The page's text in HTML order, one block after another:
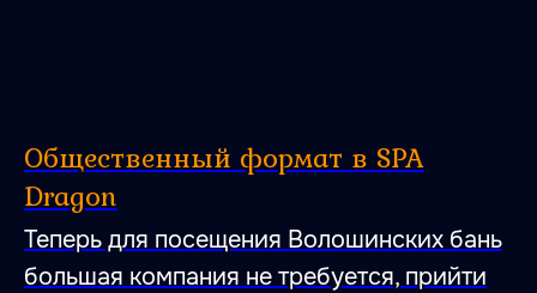
Общественный формат в SPA
Dragon
Теперь для посещения Волошинских бань
большая компания не требуется, прийти